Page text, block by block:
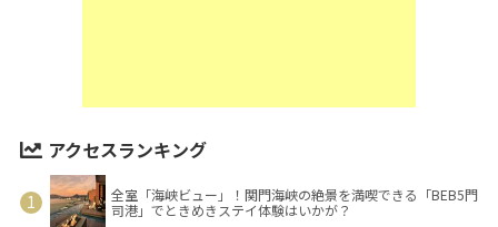
アクセスランキング
全室「海峡ビュー」！関門海峡の絶景を満喫できる「BEB5門
司港」でときめきステイ体験はいかが？